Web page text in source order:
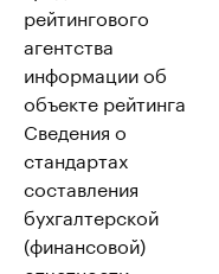
рейтингового
агентства
информации об
объекте рейтинга
Сведения о
стандартах
составления
бухгалтерской
(финансовой)